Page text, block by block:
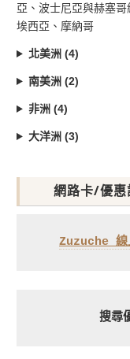
亞、波士尼亞與赫塞
埃西亞、摩納哥
北美洲 (4)
南美洲 (2)
非洲 (4)
大洋洲 (3)
網路卡/優
Zuzuche 線
搜尋